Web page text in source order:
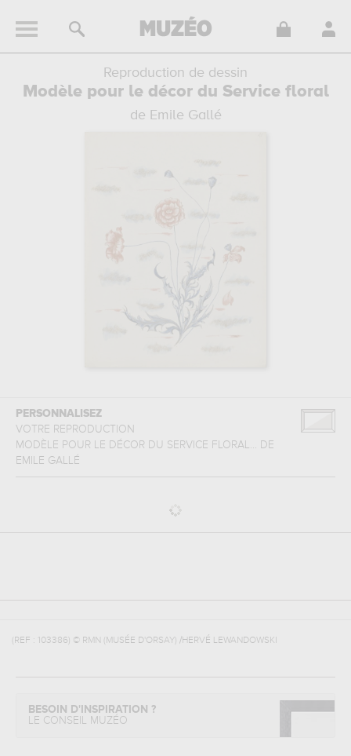
Reproduction de dessin
Modèle pour le décor du Service floral
de Emile Gallé
PERSONNALISEZ
VOTRE REPRODUCTION
MODÈLE POUR LE DÉCOR DU SERVICE FLORAL... DE
EMILE GALLÉ
(REF : 103386) © RMN (MUSÉE D'ORSAY) /HERVÉ LEWANDOWSKI
BESOIN D'INSPIRATION ?
LE CONSEIL MUZÉO